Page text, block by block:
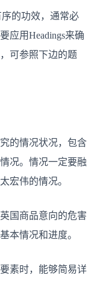
的
Dissertation
写
作
开
个
序的功效，通常必
应用Headings来确
可参照下边的题
的情况状况，包含
况。情况一定要融
宏伟的情况。
国商品意向的危害
本情况和进度。
素时，能够简易详